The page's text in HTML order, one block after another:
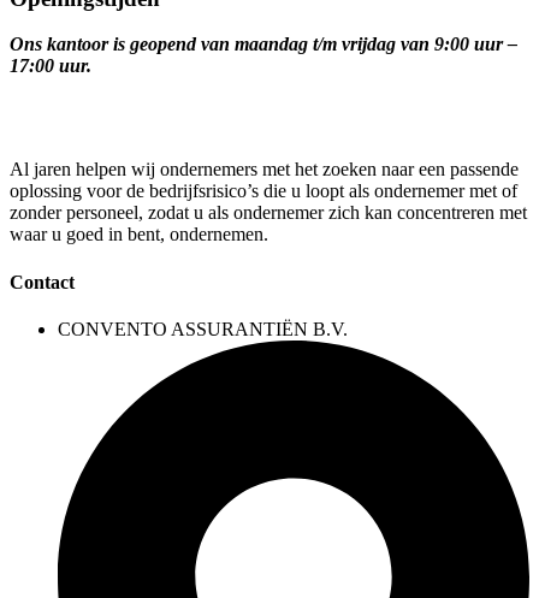
Ons kantoor is geopend van maandag t/m vrijdag van 9:00 uur –
17:00 uur.
Al jaren helpen wij ondernemers met het zoeken naar een passende
oplossing voor de bedrijfsrisico’s die u loopt als ondernemer met of
zonder personeel, zodat u als ondernemer zich kan concentreren met
waar u goed in bent, ondernemen.
Contact
CONVENTO ASSURANTIËN B.V.